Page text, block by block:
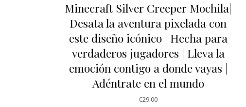
Minecraft Silver Creeper Mochila|
Desata la aventura pixelada con
este diseño icónico | Hecha para
verdaderos jugadores | Lleva la
emoción contigo a donde vayas |
Adéntrate en el mundo
€29.00